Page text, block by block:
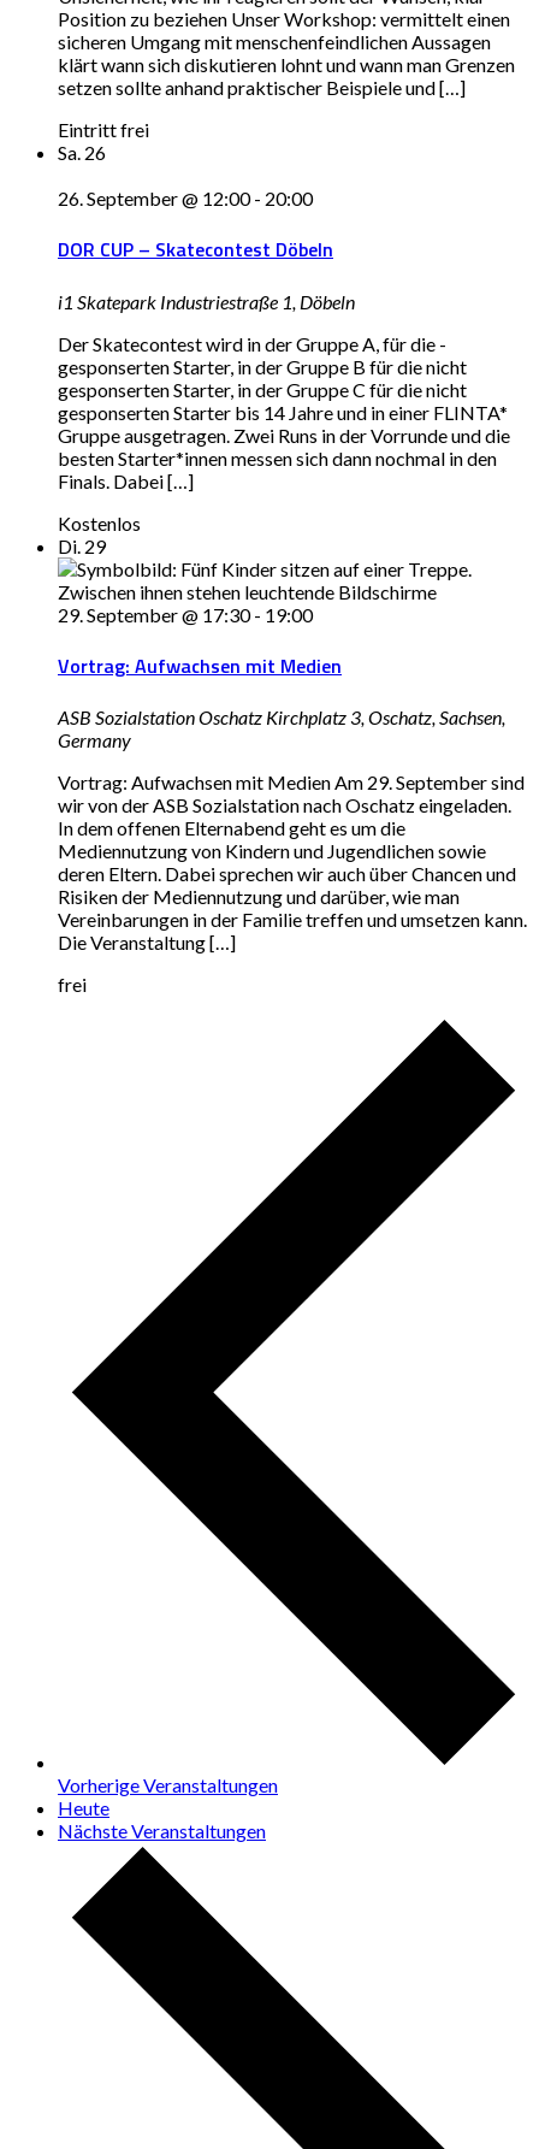
Position zu beziehen Unser Workshop: vermittelt einen
sicheren Umgang mit menschenfeindlichen Aussagen
klärt wann sich diskutieren lohnt und wann man Grenzen
setzen sollte anhand praktischer Beispiele und […]
Eintritt frei
Sa. 26
26. September @ 12:00- 20:00
DOR CUP – Skatecontest Döbeln
i1 Skatepark Industriestraße 1, Döbeln
Der Skatecontest wird in der Gruppe A, für die ­
gesponserten Starter, in der Gruppe B für die nicht
gesponserten Starter, in der Gruppe C für die nicht
gesponserten Starter bis 14 Jahre und in einer FLINTA*
Gruppe ausgetragen. Zwei Runs in der Vorrunde und die
besten Starter*innen messen sich dann nochmal in den
Finals. Dabei […]
Kostenlos
Di. 29
29. September @ 17:30- 19:00
Vortrag: Aufwachsen mit Medien
ASB Sozialstation Oschatz Kirchplatz 3, Oschatz, Sachsen,
Germany
Vortrag: Aufwachsen mit Medien Am 29. September sind
wir von der ASB Sozialstation nach Oschatz eingeladen.
In dem offenen Elternabend geht es um die
Mediennutzung von Kindern und Jugendlichen sowie
deren Eltern. Dabei sprechen wir auch über Chancen und
Risiken der Mediennutzung und darüber, wie man
Vereinbarungen in der Familie treffen und umsetzen kann.
Die Veranstaltung […]
frei
VorherigeVeranstaltungen
Heute
NächsteVeranstaltungen